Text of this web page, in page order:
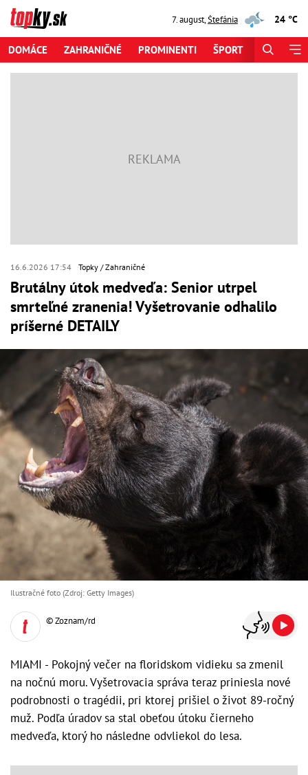
7. august,Štefánia 24 °C
DOMÁCE ZAHRANIČNÉ PROMINENTI ŠPORT
16.6.2026 17:54 Topky Zahraničné
Brutálny útok medveďa: Senior utrpel
smrteľné zranenia! Vyšetrovanie odhalilo
príšerné DETAILY
Ilustračné foto (Zdroj: Getty Images)
© Zoznam/rd
MIAMI - Pokojný večer na floridskom vidieku sa zmenil
na nočnú moru. Vyšetrovacia správa teraz priniesla nové
podrobnosti o tragédii, pri ktorej prišiel o život 89-ročný
muž. Podľa úradov sa stal obeťou útoku čierneho
medveďa, ktorý ho následne odvliekol do lesa.